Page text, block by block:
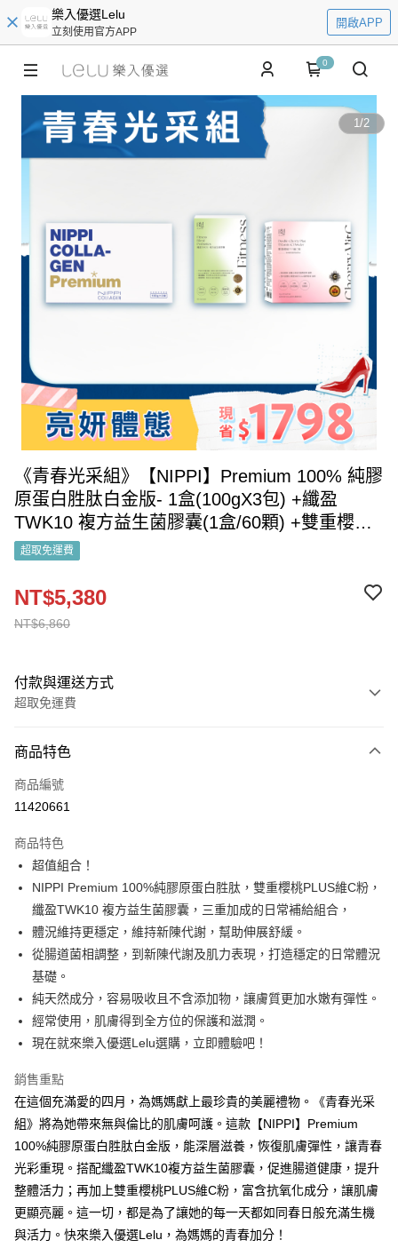
樂入優選Lelu
立刻使用官方APP
開啟APP
0
1/2
《青春光采組》【NIPPI】Premium 100% 純膠
原蛋白胜肽白金版- 1盒(100gX3包) +纖盈
TWK10 複方益生菌膠囊(1盒/60顆) +雙重櫻桃
PLUS維C粉(咖啡漿果萃取添加)(1盒/2gX30包)
超取免運費
NT$6,860
NT$5,380
付款與運送方式
超取免運費
信用卡一次付款
LINE Pay
街口支付
悠遊付
Google Pay
全盈+PAY
大哥付你分期
相關說明
【大哥付你分期使用說明】
1.本服務由台灣大哥大提供，台灣大哥大用戶可立即使用無須另外申請。
流程，驗證手機門號後，選擇欲分期的期數、繳款截止日，確認付款後即完
成交易。
4.訂單成立30分鐘內，如未前往確認交易或遇審核未通過，訂單將自動取
消。如遇「轉專審核」未通過狀況，表示未達大哥付你分期系統評分，恕無
法說明評估內容。
【繳款方式說明】
1.分期款項不併入電信帳單，「大哥付你分期」於每月結算日後寄送繳費提
醒簡訊。
2.透過簡訊連結打開帳單後，可選擇「超商條碼／台灣大直營門市／銀行轉
帳／街口支付／iPASS MONEY」等通路繳費。
ATM付款
付款後全家取貨
免運費
付款後萊爾富取貨
每筆NT$90，滿NT$2,000(含以上)免運費
付款後7-11取貨
商品特色
商品編號
11420661
商品特色
超值組合！
NIPPI Premium 100%純膠原蛋白胜肽，雙重櫻桃PLUS維C粉，
纖盈TWK10 複方益生菌膠囊，三重加成的日常補給組合，
體況維持更穩定，維持新陳代謝，幫助伸展舒緩。
從腸道菌相調整，到新陳代謝及肌力表現，打造穩定的日常體況
基礎。
純天然成分，容易吸收且不含添加物，讓膚質更加水嫩有彈性。
經常使用，肌膚得到全方位的保護和滋潤。
現在就來樂入優選Lelu選購，立即體驗吧！
銷售重點
在這個充滿愛的四月，為媽媽獻上最珍貴的美麗禮物。《青春光采
組》將為她帶來無與倫比的肌膚呵護。這款【NIPPI】Premium
100%純膠原蛋白胜肽白金版，能深層滋養，恢復肌膚彈性，讓青春
光彩重現。搭配纖盈TWK10複方益生菌膠囊，促進腸道健康，提升
整體活力；再加上雙重櫻桃PLUS維C粉，富含抗氧化成分，讓肌膚
更顯亮麗。這一切，都是為了讓她的每一天都如同春日般充滿生機
與活力。快來樂入優選Lelu，為媽媽的青春加分！